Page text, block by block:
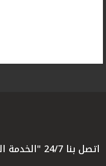
اتصل بنا 24/7 "الخدمة الهاتفية" 1803333